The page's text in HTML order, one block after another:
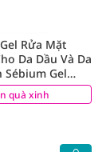
quà xinh
Rửa Mặt
Da Dầu Và Da
Sébium Gel
200ml
(3)